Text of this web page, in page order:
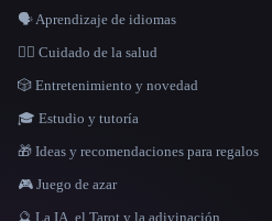
🗣️ Aprendizaje de idiomas
👩‍⚕️ Cuidado de la salud
🎲 Entretenimiento y novedad
🎓 Estudio y tutoría
🎁 Ideas y recomendaciones para regalos
🎮 Juego de azar
🔮 La IA, el Tarot y la adivinación